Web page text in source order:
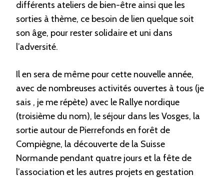
différents ateliers de bien-être ainsi que les
sorties à thème, ce besoin de lien quelque soit
son âge, pour rester solidaire et uni dans
l’adversité.
Il en sera de même pour cette nouvelle année,
avec de nombreuses activités ouvertes à tous (je
sais , je me répète) avec le Rallye nordique
(troisième du nom), le séjour dans les Vosges, la
sortie autour de Pierrefonds en forêt de
Compiègne, la découverte de la Suisse
Normande pendant quatre jours et la fête de
l’association et les autres projets en gestation